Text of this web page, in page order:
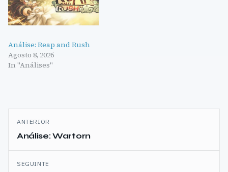
Análise: Reap and Rush
Agosto 8, 2026
In "Análises"
Navegação
de
artigos
ANTERIOR
Análise: Wartorn
SEGUINTE